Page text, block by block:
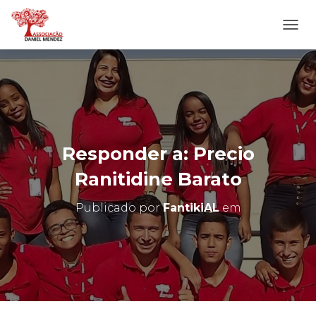
L
T
E
R
N
A
N
A
E
G
O
Responder a: Precio
Ranitidine Barato
Publicado porFantikiALem